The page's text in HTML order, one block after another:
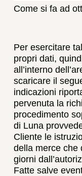
Come si fa ad
Per esercitare
propri dati,
all’interno
scaricare il
indicazioni
pervenuta la
procedimento
di Luna
Cliente le
della merce che
giorni
Fatte salve